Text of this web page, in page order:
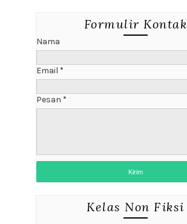
Formulir Kontak
Nama
Email *
Pesan *
Kelas Non Fiksi